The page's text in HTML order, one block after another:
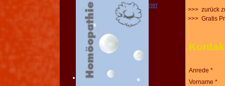
Routenplaner
KONTAKT
Erreichbarkeit
Fragebogen
Broschüre
Person
KONTAKT
Angebot
>>> zurück
>>> Gratis
Anrede *
Vorname *